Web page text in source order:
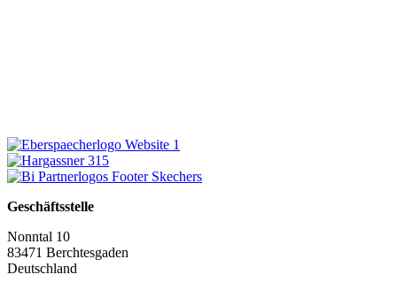
Geschäftsstelle
Nonntal 10
83471 Berchtesgaden
Deutschland